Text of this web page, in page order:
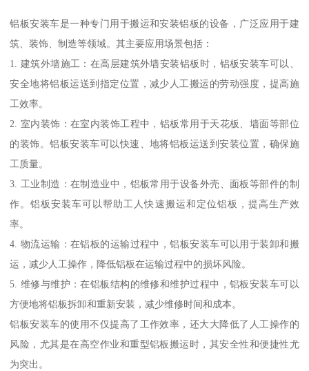
铝板安装车是一种专门用于搬运和安装铝板的设备，广泛应用于建
筑、装饰、制造等领域。其主要应用场景包括：
1. 建筑外墙施工：在高层建筑外墙安装铝板时，铝板安装车可以、
安全地将铝板运送到指定位置，减少人工搬运的劳动强度，提高施
工效率。
2. 室内装饰：在室内装饰工程中，铝板常用于天花板、墙面等部位
的装饰。铝板安装车可以快速、地将铝板运送到安装位置，确保施
工质量。
3. 工业制造：在制造业中，铝板常用于设备外壳、面板等部件的制
作。铝板安装车可以帮助工人快速搬运和定位铝板，提高生产效
率。
4. 物流运输：在铝板的运输过程中，铝板安装车可以用于装卸和搬
运，减少人工操作，降低铝板在运输过程中的损坏风险。
5. 维修与维护：在铝板结构的维修和维护过程中，铝板安装车可以
方便地将铝板拆卸和重新安装，减少维修时间和成本。
铝板安装车的使用不仅提高了工作效率，还大大降低了人工操作的
风险，尤其是在高空作业和重型铝板搬运时，其安全性和便捷性尤
为突出。